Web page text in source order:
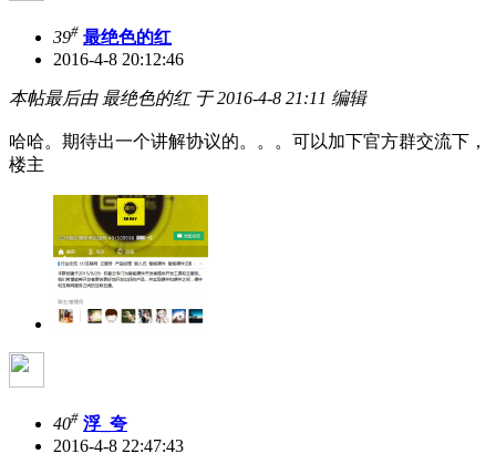
39# 最绝色的红
2016-4-8 20:12:46
本帖最后由 最绝色的红 于 2016-4-8 21:11 编辑
哈哈。期待出一个讲解协议的。。。可以加下官方群交流下，
楼主
40# 浮_夸
2016-4-8 22:47:43